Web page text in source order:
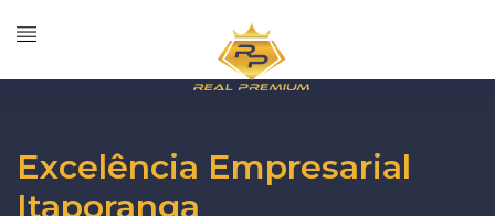
Excelência Empresarial
Itaporanga